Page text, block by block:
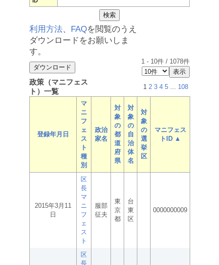
利用方法、 FAQを閲覧のうえ
ダウンロードをお願いしま
す。
1 - 10件 / 1078件
政策（マニフェス
ト）一覧
1 2 3 4 5 ... 108
登録年月日
マ
ニ
フ
ェ
ス
ト
種
別
政治
家名
対
象
の
都
道
府
県
対
象
の
自
治
体
名
対
象
の
選
挙
区
マニフェス
トID ▲
2015年3月11
日
区
長
マ
ニ
フ
ェ
ス
ト
服部
征夫
東
京
都
台
東
区
0000000009
区
長